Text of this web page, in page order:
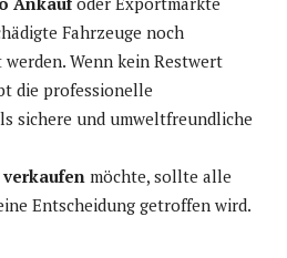
Fahrzeuge noch
Wenn kein Restwert
die professionelle
sichere und umweltfreundliche
möchte, sollte alle
Entscheidung getroffen wird.